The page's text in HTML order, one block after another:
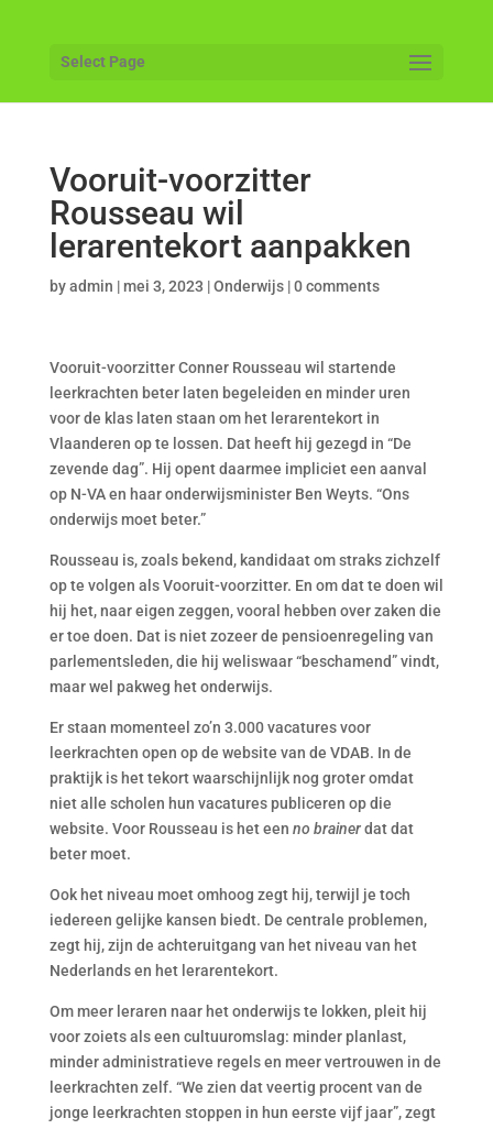
Select Page
Vooruit-voorzitter
Rousseau wil
lerarentekort aanpakken
byadmin |mei 3, 2023 |Onderwijs|0 comments
Vooruit-voorzitter Conner Rousseau wil startende
leerkrachten beter laten begeleiden en minder uren
voor de klas laten staan om het lerarentekort in
Vlaanderen op te lossen. Dat heeft hij gezegd in “De
zevende dag”. Hij opent daarmee impliciet een aanval
op N-VA en haar onderwijsminister Ben Weyts. “Ons
onderwijs moet beter.”
Rousseau is, zoals bekend, kandidaat om straks zichzelf
op te volgen als Vooruit-voorzitter. En om dat te doen wil
hij het, naar eigen zeggen, vooral hebben over zaken die
er toe doen. Dat is niet zozeer de pensioenregeling van
parlementsleden, die hij weliswaar “beschamend” vindt,
maar wel pakweg het onderwijs.
Er staan momenteel zo’n 3.000 vacatures voor
leerkrachten open op de website van de VDAB. In de
praktijk is het tekort waarschijnlijk nog groter omdat
niet alle scholen hun vacatures publiceren op die
website. Voor Rousseau is het een no brainerdat dat
beter moet.
Ook het niveau moet omhoog zegt hij, terwijl je toch
iedereen gelijke kansen biedt. De centrale problemen,
zegt hij, zijn de achteruitgang van het niveau van het
Nederlands en het lerarentekort.
Om meer leraren naar het onderwijs te lokken, pleit hij
voor zoiets als een cultuuromslag: minder planlast,
minder administratieve regels en meer vertrouwen in de
leerkrachten zelf. “We zien dat veertig procent van de
jonge leerkrachten stoppen in hun eerste vijf jaar”, zegt